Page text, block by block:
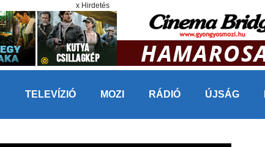
x Hirdetés
TELEVÍZIÓ MOZI RÁDIÓ ÚJSÁG